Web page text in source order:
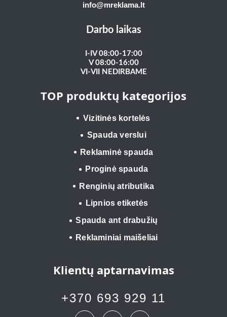
info@mreklama.lt
Darbo laikas
I-IV 08:00-17:00
V 08:00-16:00
VI-VII NEDIRBAME
TOP produktų kategorijos
Vizitinės kortelės
Spauda verslui
Reklaminė spauda
Proginė spauda
Renginių atributika
Lipnios etiketės
Spauda ant drabužių
Reklaminiai maišeliai
Klientų aptarnavimas
+370 693 929 11